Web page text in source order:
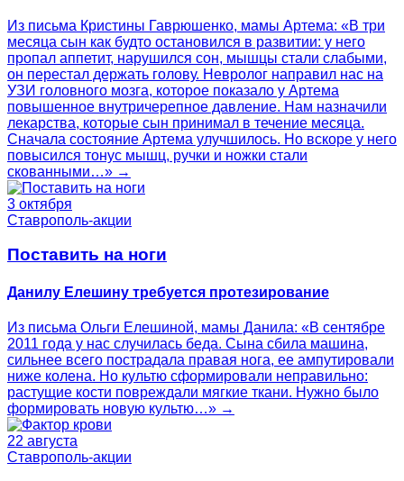
Из письма Кристины Гаврюшенко, мамы Артема: «В три
месяца сын как будто остановился в развитии: у него
пропал аппетит, нарушился сон, мышцы стали слабыми,
он перестал держать голову. Невролог направил нас на
УЗИ головного мозга, которое показало у Артема
повышенное внутричерепное давление. Нам назначили
лекарства, которые сын принимал в течение месяца.
Сначала состояние Артема улучшилось. Но вскоре у него
повысился тонус мышц, ручки и ножки стали
скованными…» →
3 октября
Ставрополь-акции
Поставить на ноги
Данилу Елешину требуется протезирование
Из письма Ольги Елешиной, мамы Данила: «В сентябре
2011 года у нас случилась беда. Сына сбила машина,
сильнее всего пострадала правая нога, ее ампутировали
ниже колена. Но культю сформировали неправильно:
растущие кости повреждали мягкие ткани. Нужно было
формировать новую культю…» →
22 августа
Ставрополь-акции